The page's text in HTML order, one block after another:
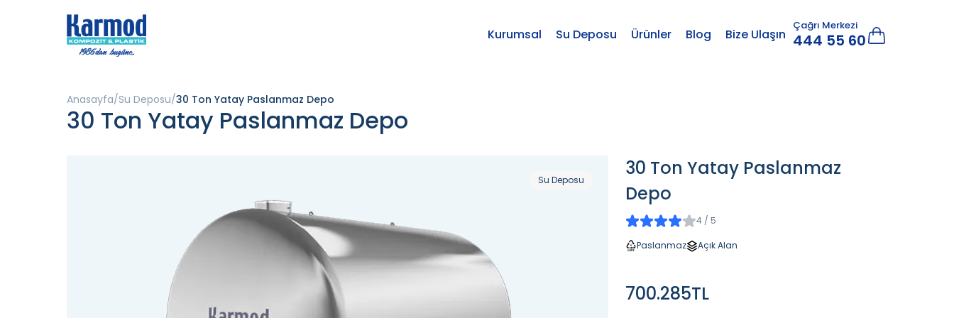
Kurumsal Su Deposu Ürünler Blog Bize Ulaşın
Çağrı Merkezi
444 55 60
Anasayfa Su Deposu 30 Ton Yatay Paslanmaz Depo
30 Ton Yatay Paslanmaz Depo
Su Deposu
30 Ton Yatay Paslanmaz
Depo
4 / 5
Paslanmaz Açık Alan
700.285TL